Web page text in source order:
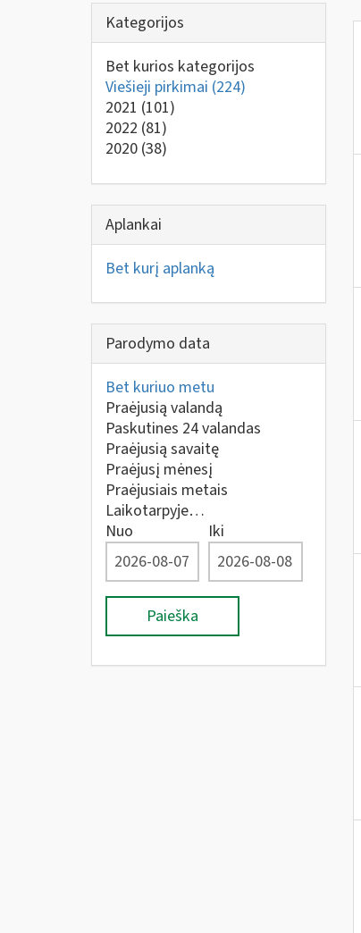
Kategorijos
Bet kurios kategorijos
Viešieji pirkimai (224)
2021 (101)
2022 (81)
2020 (38)
Aplankai
Bet kurį aplanką
Parodymo data
Bet kuriuo metu
Praėjusią valandą
Paskutines 24 valandas
Praėjusią savaitę
Praėjusį mėnesį
Praėjusiais metais
Laikotarpyje…
Nuo
Iki
Paieška